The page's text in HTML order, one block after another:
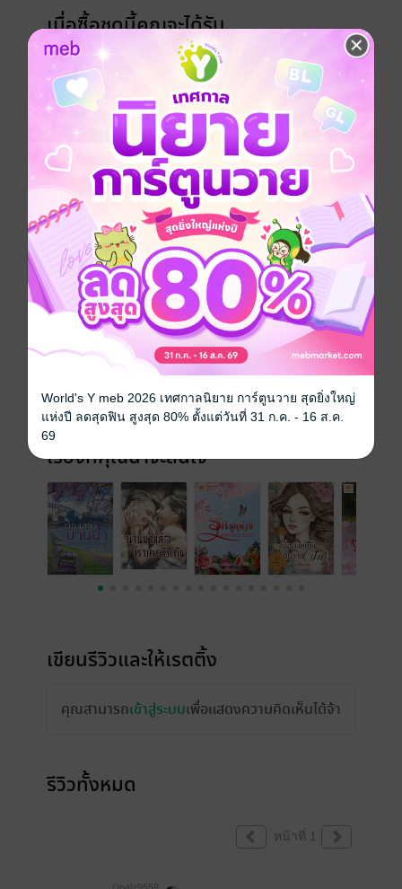
เมื่อซื้อชุดนี้คุณจะได้รับ
SET นิยายรักโรแมนติกสองเรื่องสองรส
1. ป่วนรักนายอินดี้
2. ถนนสายนั้นชื่อว่ารัก
ประเภทไฟล์ pdf, epub
วันที่วางขาย 25 มีนาคม 2564
411 หน้า (≈ 60,943 คำ)
ราคาปก 449 บาท (ประหยัด 60%)
เรื่องที่คุณน่าจะสนใจ
เขียนรีวิวและให้เรตติ้ง
คุณสามารถเข้าสู่ระบบเพื่อแสดงความคิดเห็นได้จ้า
รีวิวทั้งหมด
หน้าที่ 1
World's Y meb 2026 เทศกาลนิยาย การ์ตูนวาย สุดยิ่งใหญ่
แห่งปี ลดสุดฟิน สูงสุด 80% ตั้งแต่วันที่ 31 ก.ค. - 16 ส.ค.
69